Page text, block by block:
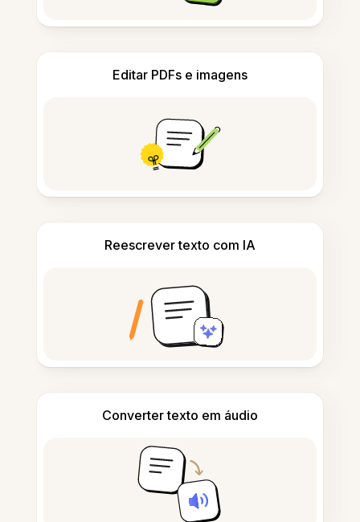
Editar PDFs e imagens
Reescrever texto com IA
Converter texto em áudio